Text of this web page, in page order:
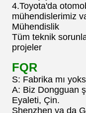
4.Toyota'da
mühendislerimiz
Mühendislik
Tüm teknik
projeler
FQR
S: Fabrika mı
A: Biz Dongguan
Eyaleti, Çin.
Shenzhen ya da